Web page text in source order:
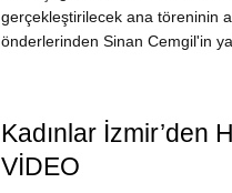
gerçekleştirilecek ana töreninin
önderlerinden Sinan Cemgil'in
Kadınlar İzmir’den
VİDEO